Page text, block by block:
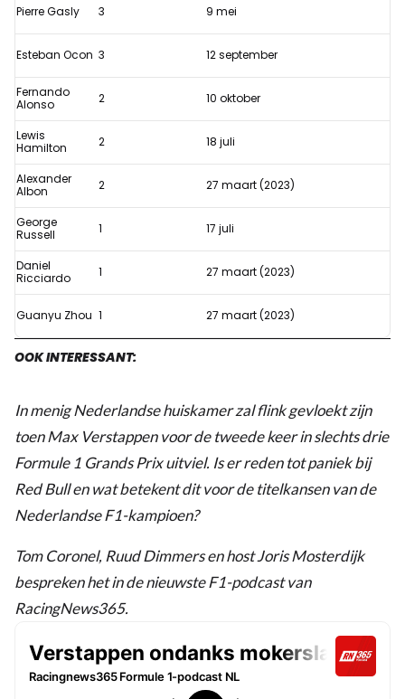
Pierre Gasly 3 9 mei
Esteban Ocon 3 12 september
Fernando
Alonso
2 10 oktober
Lewis
Hamilton
2 18 juli
Alexander
Albon
2 27 maart (2023)
George
Russell
1 17 juli
Daniel
Ricciardo
1 27 maart (2023)
Guanyu Zhou 1 27 maart (2023)
OOK INTERESSANT:
In menig Nederlandse huiskamer zal flink gevloekt zijn
toen Max Verstappen voor de tweede keer in slechts drie
Formule 1 Grands Prix uitviel. Is er reden tot paniek bij
Red Bull en wat betekent dit voor de titelkansen van de
Nederlandse F1-kampioen?
Tom Coronel, Ruud Dimmers en host Joris Mosterdijk
bespreken het in de nieuwste F1-podcast van
RacingNews365.